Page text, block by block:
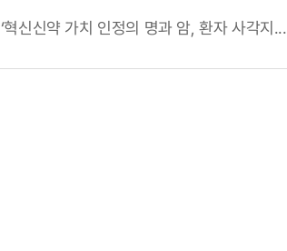
‘혁신신약 가치 인정의 명과 암, 환자 사각지...